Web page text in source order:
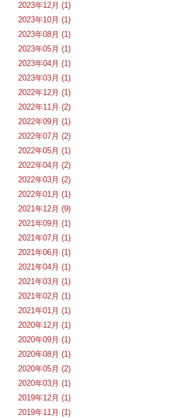
2023年12月 (1)
2023年10月 (1)
2023年08月 (1)
2023年05月 (1)
2023年04月 (1)
2023年03月 (1)
2022年12月 (1)
2022年11月 (2)
2022年09月 (1)
2022年07月 (2)
2022年05月 (1)
2022年04月 (2)
2022年03月 (2)
2022年01月 (1)
2021年12月 (9)
2021年09月 (1)
2021年07月 (1)
2021年06月 (1)
2021年04月 (1)
2021年03月 (1)
2021年02月 (1)
2021年01月 (1)
2020年12月 (1)
2020年09月 (1)
2020年08月 (1)
2020年05月 (2)
2020年03月 (1)
2019年12月 (1)
2019年11月 (1)